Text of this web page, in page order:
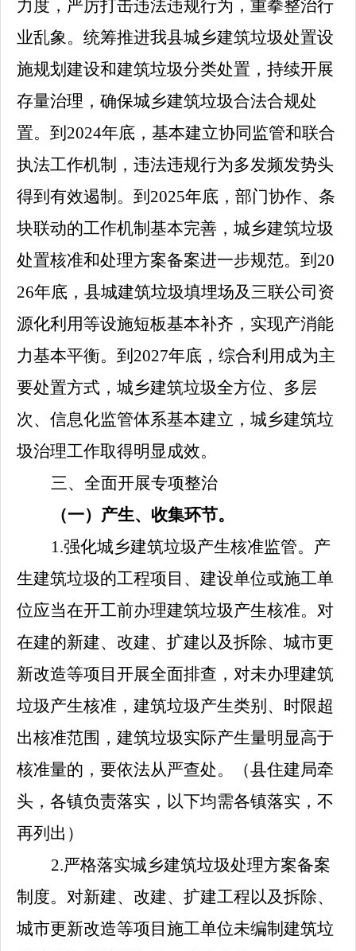
力度，严厉打击违法违规行为，重拳整治行
业乱象。统筹推进我县城乡建筑垃圾处置设
施规划建设和建筑垃圾分类处置，持续开展
存量治理，确保城乡建筑垃圾合法合规处
置。到 2024年底，基本建立协同监管和联合
执法工作机制，违法违规行为多发频发势头
得到有效遏制。到 2025年底，部门协作、条
块联动的工作机制基本完善，城乡建筑垃圾
处置核准和处理方案备案进一步规范。到 20
26年底，县城建筑垃圾填埋场及三联公司资
源化利用等设施短板基本补齐，实现产消能
力基本平衡。到 2027年底，综合利用成为主
要处置方式，城乡建筑垃圾全方位、多层
次、信息化监管体系基本建立，城乡建筑垃
圾治理工作取得明显成效。
三、全面开展专项整治
（一）产生、收集环节。
1.强化城乡建筑垃圾产生核准监管。产
生建筑垃圾的工程项目、建设单位或施工单
位应当在开工前办理建筑垃圾产生核准。对
在建的新建、改建、扩建以及拆除、城市更
新改造等项目开展全面排查，对未办理建筑
垃圾产生核准，建筑垃圾产生类别、时限超
出核准范围，建筑垃圾实际产生量明显高于
核准量的，要依法从严查处。
（县住建局牵
头，各镇负责落实，以下均需各镇落实，不
再列出）
2.严格落实城乡建筑垃圾处理方案备案
制度。对新建、改建、扩建工程以及拆除、
城市更新改造等项目施工单位未编制建筑垃